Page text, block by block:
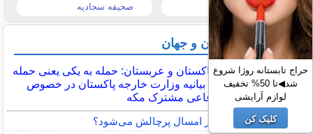
تیتر روزنامه ها صحیفه سجادیه
آخرین اخبار ایران و جهان
ترکیه، پاکستان و عربستان: حمله به یکی یعنی حمله
به همه / بیانیه وزارت خارجه پاکستان در خصوص
پیمان دفاعی مشترک مکه
النینو در راه است؛ پاییز امسال پرچالش می‌شود؟
حراج تابستانه روژا شروع
شد◀تا 50% تخفیف
لوازم آرایشی
کلیک کن